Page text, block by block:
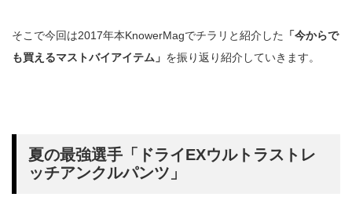
そこで今回は2017年本KnowerMagでチラリと紹介した
「今からで
も買えるマストバイアイテム」 を振り返り紹介していきます。
夏の最強選手「ドライEXウルトラストレ
ッチアンクルパンツ」